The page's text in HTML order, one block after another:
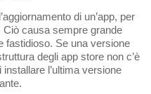
di un’app, per
Ciò causa sempre grande
fastidioso. Se una versione
degli app store non c’è
l’ultima versione